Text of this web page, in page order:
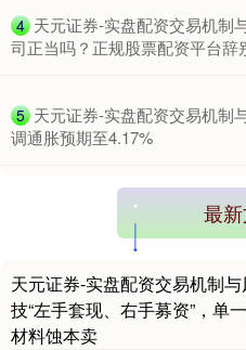
4 天元证券-实盘配资交易机制
司正当吗？正规股票配资平台辞
5 天元证券-实盘配资交易机制
调通胀预期至4.17%
最
天元证券-实盘配资交易机制
技“左手套现、右手募资”，单
材料蚀本卖